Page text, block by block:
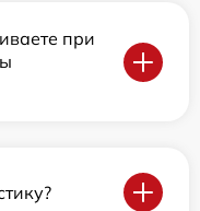
при